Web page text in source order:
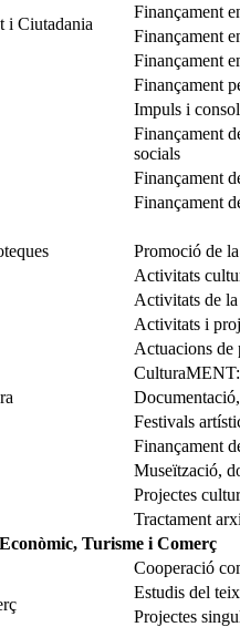
i Ciutadania
Finançament
Finançament
Finançament
Finançament
Impuls i
Finançament
socials
Finançament
Finançament
Promoció de
Activitats
Activitats de
Activitats i
Actuacions de
CulturaMENT:
Festivals
Finançament
Museïtzació,
Projectes
Tractament
Turisme i Comerç
Cooperació
Estudis del
Projectes